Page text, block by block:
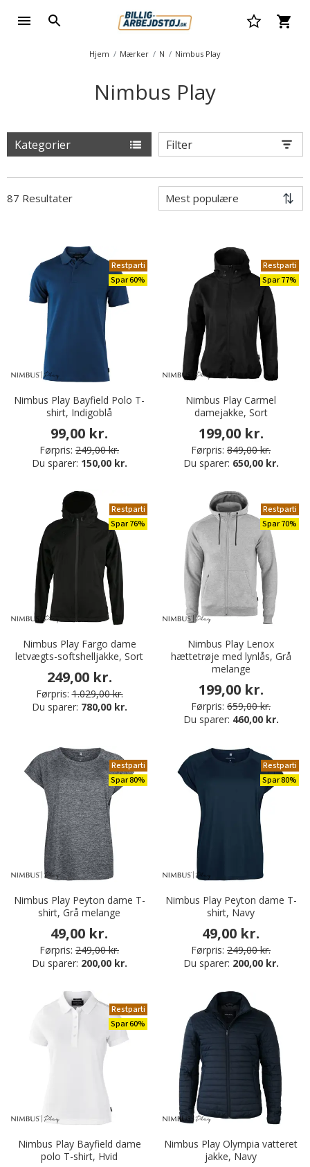
Hjem Mærker N Nimbus Play
Nimbus Play
Kategorier Filter
87 Resultater
Restparti
Spar 60%
Nimbus Play Bayfield Polo T-
shirt, Indigoblå
99,00 kr.
Førpris: 249,00 kr.
Du sparer: 150,00 kr.
Restparti
Spar 77%
Nimbus Play Carmel
damejakke, Sort
199,00 kr.
Førpris: 849,00 kr.
Du sparer: 650,00 kr.
Restparti
Spar 76%
Nimbus Play Fargo dame
letvægts-softshelljakke, Sort
249,00 kr.
Førpris: 1.029,00 kr.
Du sparer: 780,00 kr.
Restparti
Spar 70%
Nimbus Play Lenox
hættetrøje med lynlås, Grå
melange
199,00 kr.
Førpris: 659,00 kr.
Du sparer: 460,00 kr.
Restparti
Spar 80%
Nimbus Play Peyton dame T-
shirt, Grå melange
49,00 kr.
Førpris: 249,00 kr.
Du sparer: 200,00 kr.
Restparti
Spar 80%
Nimbus Play Peyton dame T-
shirt, Navy
49,00 kr.
Førpris: 249,00 kr.
Du sparer: 200,00 kr.
Restparti
Spar 60%
Nimbus Play Bayfield dame
polo T-shirt, Hvid
Nimbus Play Olympia vatteret
jakke, Navy